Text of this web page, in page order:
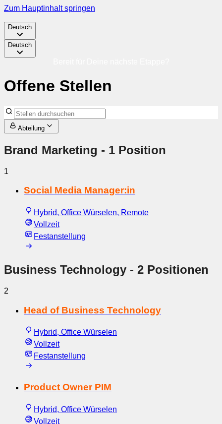
Zum Hauptinhalt springen
Deutsch
Deutsch
Offene Stellen
Abteilung
Brand Marketing - 1 Position
1
Social Media Manager:in
Hybrid, Office Würselen, Remote
Vollzeit
Festanstellung
Business Technology - 2 Positionen
2
Head of Business Technology
Hybrid, Office Würselen
Vollzeit
Festanstellung
Product Owner PIM
Hybrid, Office Würselen
Vollzeit